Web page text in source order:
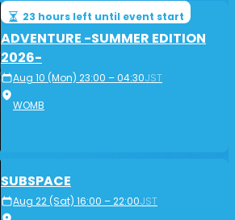
23 hours left until event start
ADVENTURE -SUMMER EDITION
2026-
Aug 10 (Mon) 23:00 – 04:30JST
WOMB
SUBSPACE
Aug 22 (Sat) 16:00 – 22:00JST